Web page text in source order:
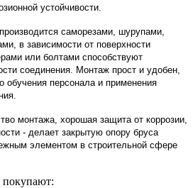
устойчивости.
саморезами, шурупами,
в зависимости от поверхности
или болтами способствуют
соединения. Монтаж прост и удобен,
обучения персонала и применения
монтажа, хорошая защита от коррозии,
- делает закрытую опору бруса
элементом в строительной сфере